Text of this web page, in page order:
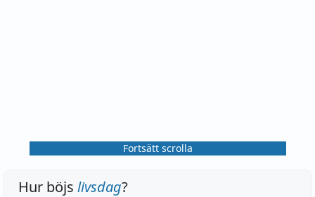
Fortsätt scrolla
Hur böjs livsdag?